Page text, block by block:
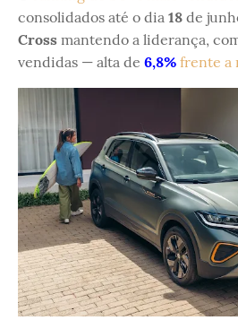
consolidados até o dia 18 de
Cross mantendo a liderança,
vendidas — alta de 6,8% frente a